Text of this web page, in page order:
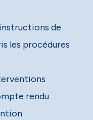
de
les procédures
rendu